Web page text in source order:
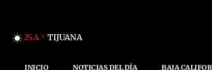
25.4 C TIJUANA
INICIO NOTICIAS DEL DÍA BAJA